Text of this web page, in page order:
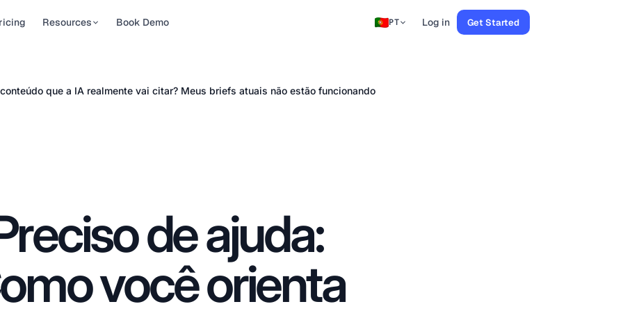
O rastreador de ranking em
por IA em
descreve a sua marca.
O
…
Resources
citations
to common
Book Demo PT Log in Get Started
que a IA realmente vai citar? Meus briefs atuais não estão funcionando
de ajuda:
você orienta